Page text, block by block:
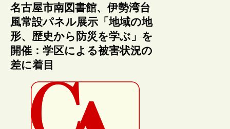
名古屋市南図書館、伊勢湾台
風常設パネル展示「地域の地
形、歴史から防災を学ぶ」を
開催：学区による被害状況の
差に着目